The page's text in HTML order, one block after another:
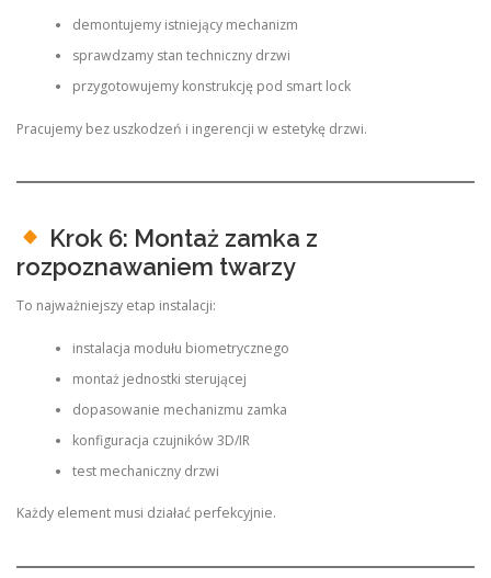
demontujemy istniejący mechanizm
sprawdzamy stan techniczny drzwi
przygotowujemy konstrukcję pod smart lock
Pracujemy bez uszkodzeń i ingerencji w estetykę drzwi.
Krok 6: Montaż zamka z
rozpoznawaniem twarzy
To najważniejszy etap instalacji:
instalacja modułu biometrycznego
montaż jednostki sterującej
dopasowanie mechanizmu zamka
konfiguracja czujników 3D/IR
test mechaniczny drzwi
Każdy element musi działać perfekcyjnie.